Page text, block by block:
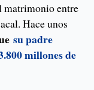
matrimonio entre
Hace unos
su padre
millones de